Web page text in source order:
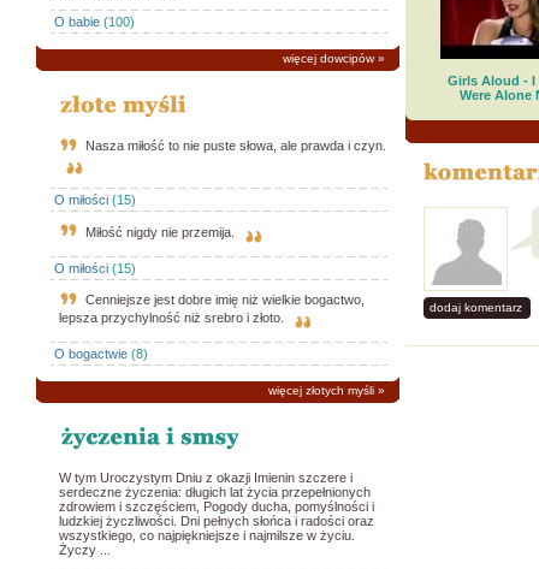
O babie (100)
więcej dowcipów»
Nasza miłość to nie puste słowa, ale prawda i czyn.
O miłości (15)
Miłość nigdy nie przemija.
O miłości (15)
Cenniejsze jest dobre imię niż wielkie bogactwo,
lepsza przychylność niż srebro i złoto.
O bogactwie (8)
więcej złotych myśli »
W tym Uroczystym Dniu z okazji Imienin szczere i
serdeczne życzenia: długich lat życia przepełnionych
zdrowiem i szczęściem, Pogody ducha, pomyślności i
ludzkiej życzliwości. Dni pełnych słońca i radości oraz
wszystkiego, co najpiękniejsze i najmilsze w życiu.
Życzy ...
Girls Aloud - I
Were Alone
dodaj komentarz